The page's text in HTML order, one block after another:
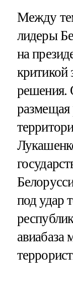
Между
лидеры
на
критикой
решения.
размещая
под удар
авиабаза